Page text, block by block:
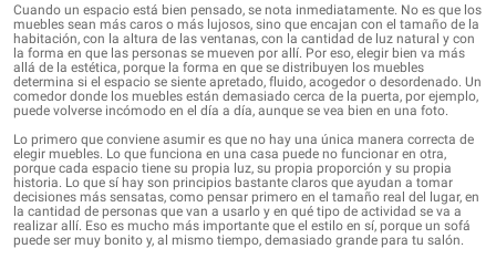
Cuando un espacio está bien pensado, se nota inmediatamente. No es que los
muebles sean más caros o más lujosos, sino que encajan con el tamaño de la
habitación, con la altura de las ventanas, con la cantidad de luz natural y con
la forma en que las personas se mueven por allí. Por eso, elegir bien va más
allá de la estética, porque la forma en que se distribuyen los muebles
determina si el espacio se siente apretado, fluido, acogedor o desordenado. Un
comedor donde los muebles están demasiado cerca de la puerta, por ejemplo,
puede volverse incómodo en el día a día, aunque se vea bien en una foto.
Lo primero que conviene asumir es que no hay una única manera correcta de
elegir muebles. Lo que funciona en una casa puede no funcionar en otra,
porque cada espacio tiene su propia luz, su propia proporción y su propia
historia. Lo que sí hay son principios bastante claros que ayudan a tomar
decisiones más sensatas, como pensar primero en el tamaño real del lugar, en
la cantidad de personas que van a usarlo y en qué tipo de actividad se va a
realizar allí. Eso es mucho más importante que el estilo en sí, porque un sofá
puede ser muy bonito y, al mismo tiempo, demasiado grande para tu salón.